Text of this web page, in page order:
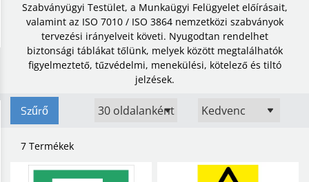
MÁRKÁK
ÚJ BEKERÜLT
Szabványügyi Testület, a Munkaügyi Felügyelet előírásait,
valamint az ISO 7010 / ISO 3864 nemzetközi szabványok
tervezési irányelveit követi. Nyugodtan rendelhet
biztonsági táblákat tőlünk, melyek között megtalálhatók
figyelmeztető, tűzvédelmi, menekülési, kötelező és tiltó
jelzések.
Szűrő
7 Termékek